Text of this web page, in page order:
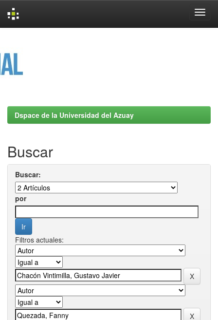
Dspace de la Universidad del Azuay
Buscar
Buscar:
por
Filtros actuales: